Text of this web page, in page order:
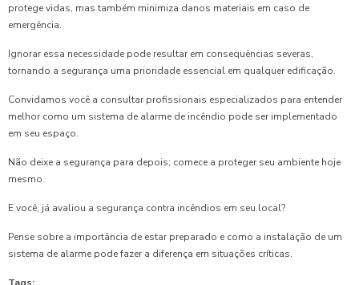
protege vidas, mas também minimiza danos materiais em caso de
emergência.
Ignorar essa necessidade pode resultar em consequências severas,
tornando a segurança uma prioridade essencial em qualquer edificação.
Convidamos você a consultar profissionais especializados para entender
melhor como um sistema de alarme de incêndio pode ser implementado
em seu espaço.
Não deixe a segurança para depois; comece a proteger seu ambiente hoje
mesmo.
E você, já avaliou a segurança contra incêndios em seu local?
Pense sobre a importância de estar preparado e como a instalação de um
sistema de alarme pode fazer a diferença em situações críticas.